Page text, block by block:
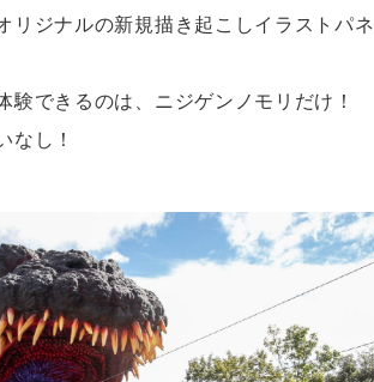
リジナルの新規描き起こしイラストパネ
できるのは、ニジゲンノモリだけ！
なし！